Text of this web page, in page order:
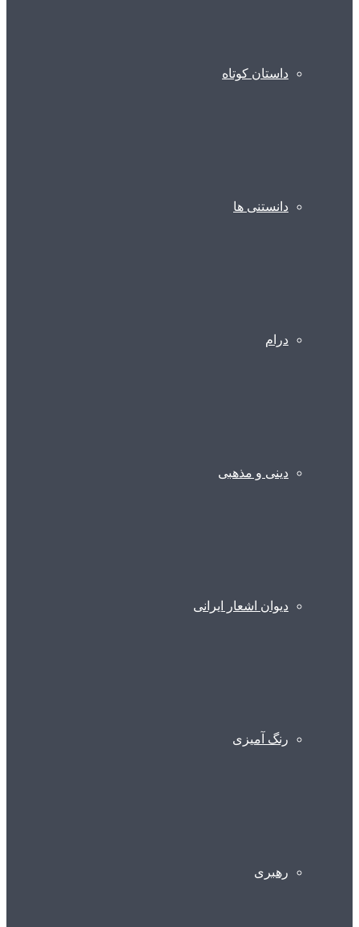
داستان کوتاه
دانستنی ها
درام
دینی و مذهبی
دیوان اشعار ایرانی
رنگ آمیزی
رهبری